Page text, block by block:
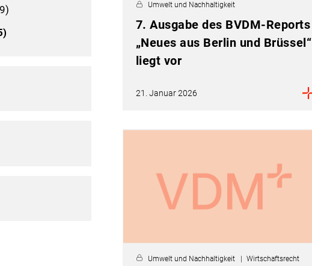
Umwelt und Nachhaltigkeit
7. Ausgabe des BVDM-Reports
„Neues aus Berlin und Brüssel“
liegt vor
21. Januar 2026
Umwelt und Nachhaltigkeit Wirtschaftsrecht